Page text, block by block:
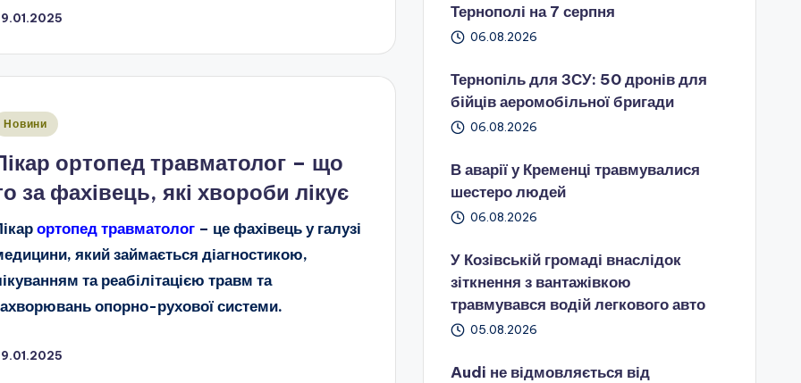
Новини
ортопед травматолог – що
за фахівець, які хвороби лікує
ортопед травматолог – це фахівець у галузі
який займається діагностикою,
та реабілітацією травм та
опорно-рухової системи.
Тернополі на 7 серпня
06.08.2026
Тернопіль для ЗСУ: 50 дронів для
бійців аеромобільної бригади
06.08.2026
В аварії у Кременці травмувалися
шестеро людей
06.08.2026
У Козівській громаді внаслідок
зіткнення з вантажівкою
травмувався водій легкового авто
05.08.2026
Audi не відмовляється від